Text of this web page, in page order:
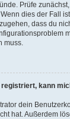
Prüfe
dies der Fall
dass du
muss.
registriert, kann
dein
hat. Außerdem